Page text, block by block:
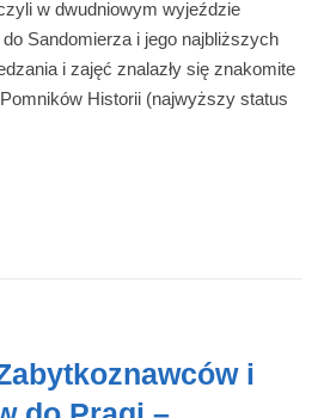
w dwudniowym wyjeździe
Sandomierza i jego najbliższych
i zajęć znalazły się znakomite
Historii (najwyższy status
i